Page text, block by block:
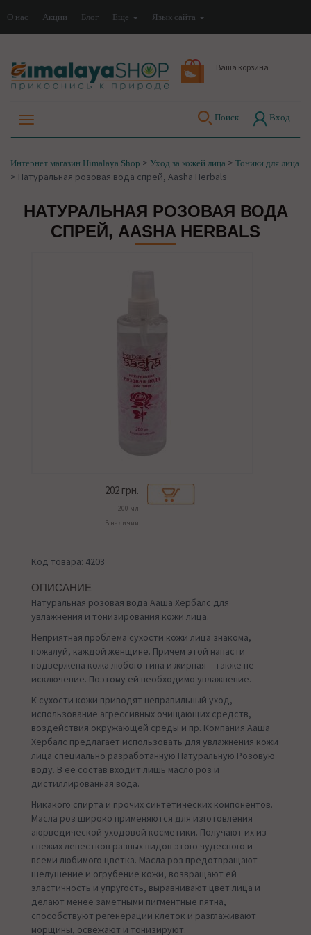
О нас Акции Блог Еще Язык сайта
Ваша корзина
Поиск Вход
Интернет магазин Himalaya Shop > Уход за кожей лица > Тоники для лица
> Натуральная розовая вода спрей, Aasha Herbals
НАТУРАЛЬНАЯ РОЗОВАЯ ВОДА
СПРЕЙ, AASHA HERBALS
202 грн.
200 мл
В наличии
Код товара: 4203
ОПИСАНИЕ
Натуральная розовая вода Ааша Хербалс для
увлажнения и тонизирования кожи лица.
Неприятная проблема сухости кожи лица знакома,
пожалуй, каждой женщине. Причем этой напасти
подвержена кожа любого типа и жирная – также не
исключение. Поэтому ей необходимо увлажнение.
К сухости кожи приводят неправильный уход,
использование агрессивных очищающих средств,
воздействия окружающей среды и пр. Компания Ааша
Хербалс предлагает использовать для увлажнения кожи
лица специально разработанную Натуральную Розовую
воду. В ее состав входит лишь масло роз и
дистиллированная вода.
Никакого спирта и прочих синтетических компонентов.
Масла роз широко применяются для изготовления
аюрведической уходовой косметики. Получают их из
свежих лепестков разных видов этого чудесного и
всеми любимого цветка. Масла роз предотвращают
шелушение и огрубение кожи, возвращают ей
эластичность и упругость, выравнивают цвет лица и
делают менее заметными пигментные пятна,
способствуют регенерации клеток и разглаживают
морщины, освежают и тонизируют.